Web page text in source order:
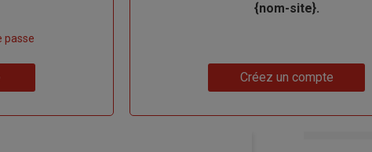
passe
{nom-site}.
Créez un compte